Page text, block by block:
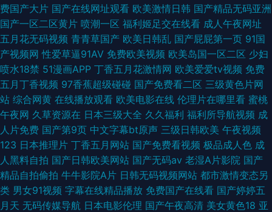
费国产大片 国产在线网址观看 欧美激情日韩 国产精品无码亚洲
国产一区二区黄片 喷潮一区 福利姬足交在线看 成人午夜网址
五月花无码视频 青青草国产 欧美日韩乱 国产屁屁第一页 91国
产视频网 性爱草逼91AV 免费欧美视频 欧美岛国一区二区 少妇
喷水18禁 51漫画APP 丁香五月花激情网 欧美爱爱tv视频 免费
五月丁香视频 97香蕉超级碰碰 国产免费看二区 三级黄色片网
站 综合网黄 在线播放观看 欧美电影在线 伦理片在哪里看 蜜桃
午夜网 久草资源在 日本三级大全 久久福利 福利所导航视频 成
人片免费 国产第9页 中文字幕bt原声 三级日韩欧美 午夜视频
123 日本推理片 丁香五月网站 国产免费看视频 极品成人色 成
人黑料自拍 国产日韩欧美网站 国产无码av 老湿A片影院 国产
精品自拍偷拍 牛牛影院A片 日韩无码视频网站 都市激情变态另
类 男女91视频 字幕在线精品播放 免费国产在线看 国产婷婷五
月天 无码传媒导航 日本电影伦理 国产午夜高清 美女黄色18 亚